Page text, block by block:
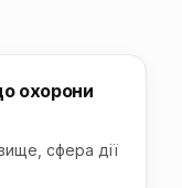
охорони
сфера дії